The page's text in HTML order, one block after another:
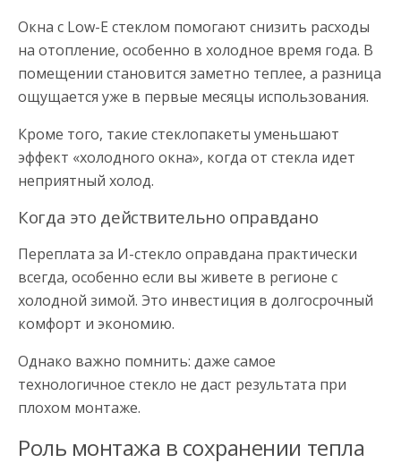
Окна с Low-E стеклом помогают снизить расходы
на отопление, особенно в холодное время года. В
помещении становится заметно теплее, а разница
ощущается уже в первые месяцы использования.
Кроме того, такие стеклопакеты уменьшают
эффект «холодного окна», когда от стекла идет
неприятный холод.
Когда это действительно оправдано
Переплата за И-стекло оправдана практически
всегда, особенно если вы живете в регионе с
холодной зимой. Это инвестиция в долгосрочный
комфорт и экономию.
Однако важно помнить: даже самое
технологичное стекло не даст результата при
плохом монтаже.
Роль монтажа в сохранении тепла